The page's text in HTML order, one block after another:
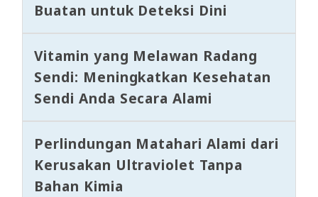
Buatan untuk Deteksi Dini
Vitamin yang Melawan Radang
Sendi: Meningkatkan Kesehatan
Sendi Anda Secara Alami
Perlindungan Matahari Alami dari
Kerusakan Ultraviolet Tanpa
Bahan Kimia